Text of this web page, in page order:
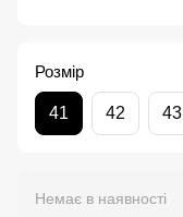
Розмір
41 42 43
Немає в наявності